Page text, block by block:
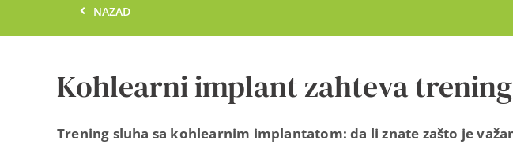
NAZAD
Kohlearni implant zahteva trening
Trening sluha sa kohlearnim implantatom: da li znate zašto je